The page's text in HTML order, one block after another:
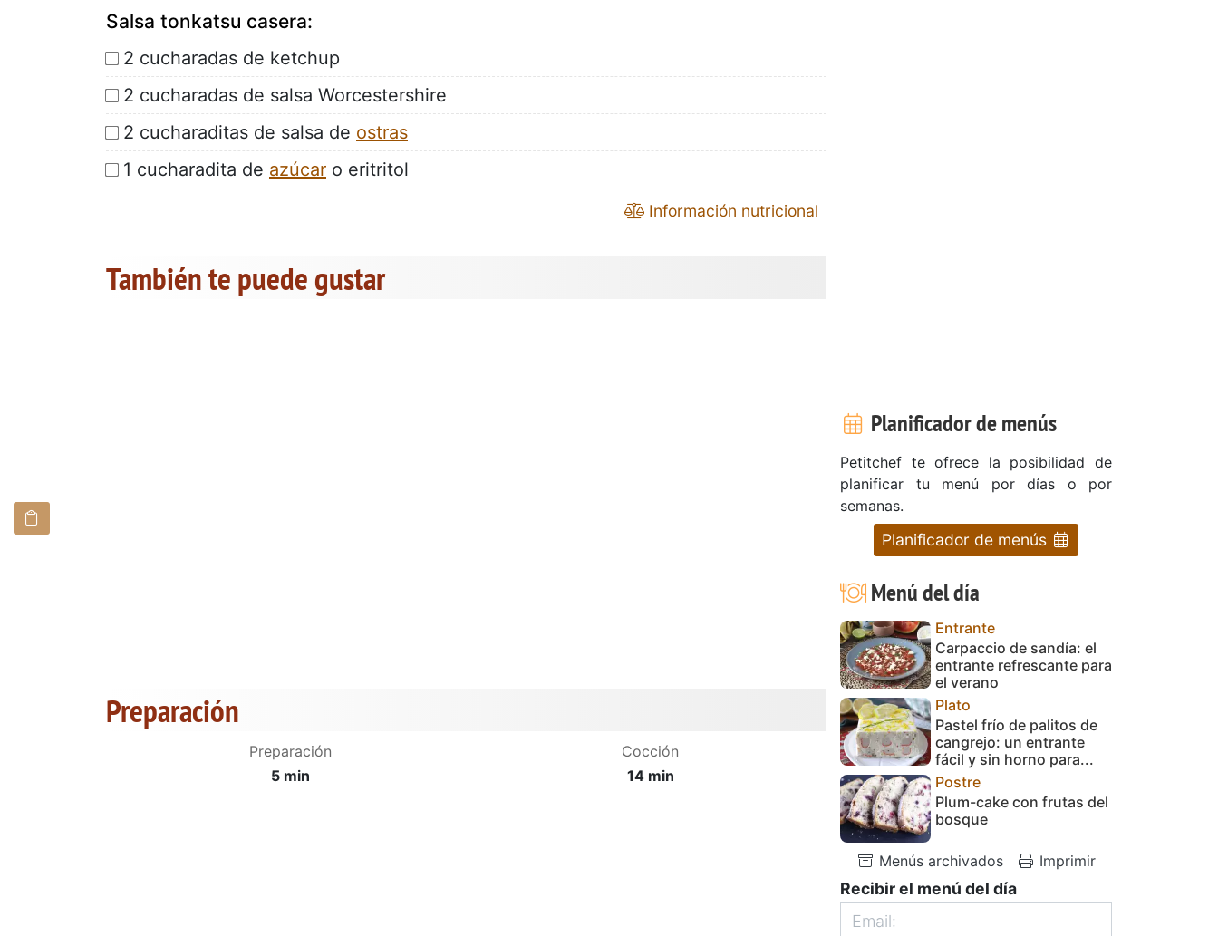
Salsa tonkatsu casera:
2 cucharadas de ketchup
2 cucharadas de salsa Worcestershire
2 cucharaditas de salsa de ostras
1 cucharadita de azúcar o eritritol
Información nutricional
También te puede gustar
Preparación
Preparación
5 min
Cocción
14 min
Planificador de menús
Petitchef te ofrece la posibilidad de
planificar tu menú por días o por
semanas.
Planificador de menús
Menú del día
Entrante
Carpaccio de sandía: el
entrante refrescante para
el verano
Plato
Pastel frío de palitos de
cangrejo: un entrante
fácil y sin horno para...
Postre
Plum-cake con frutas del
bosque
Menús archivados Imprimir
Recibir el menú del día